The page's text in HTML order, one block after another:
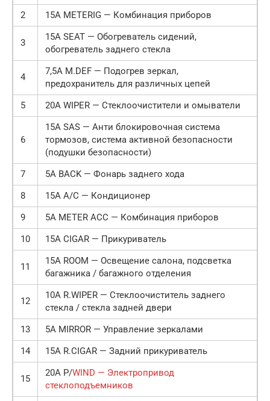
2
15А METERIG — Комбинация приборов
3
15А SEAT — Обогреватель сидений,
обогреватель заднего стекла
4
7,5А M.DEF — Подогрев зеркал,
предохранитель для различных цепей
5
20А WIPER — Стеклоочистители и омыватели
6
15А SAS — Анти блокировочная система
тормозов, система активной безопасности
(подушки безопасности)
7
5А BACK — Фонарь заднего хода
8
15А A/C — Кондиционер
9
5А METER ACC — Комбинация приборов
10
15А CIGAR — Прикуриватель
11
15А ROOM — Освещение салона, подсветка
багажника / багажного отделения
12
10А R.WIPER — Стеклоочиститель заднего
стекла / стекла задней двери
13
5А MIRROR — Управление зеркалами
14
15А R.CIGAR — Задний прикуриватель
15
20А P/WIND — Электропривод
стеклоподъемников